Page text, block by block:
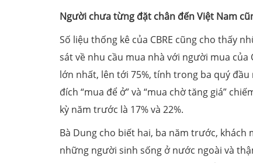
Người chưa từng đặt chân đến Việt Nam
Số liệu thống kê của CBRE cũng cho thấy
sát về nhu cầu mua nhà với người mua của
lớn nhất, lên tới 75%, tính trong ba quý
đích “mua để ở” và “mua chờ tăng giá”
kỳ năm trước là 17% và 22%.
Bà Dung cho biết hai, ba năm trước,
những người sinh sống ở nước ngoài và